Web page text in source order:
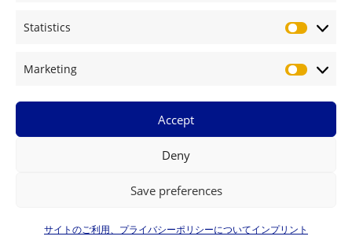
Statistics Statistics
Marketing Marketing
Accept
Deny
Save preferences
サイトのご利用、プライバシーポリシーについてインプリント